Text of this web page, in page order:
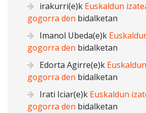
irakurri(e)k Euskaldun
gogorra den bidalketan
Imanol Ubeda(e)k
gogorra den bidalketan
Edorta Agirre(e)k
gogorra den bidalketan
Irati Iciar(e)k Euskaldun
gogorra den bidalketan